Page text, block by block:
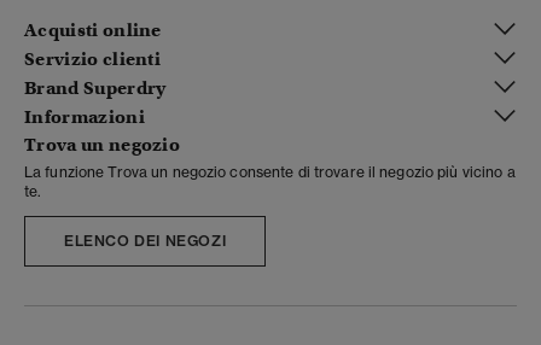
Acquisti online
Servizio clienti
Brand Superdry
Informazioni
Trova un negozio
La funzione Trova un negozio consente di trovare il negozio più vicino a
te.
ELENCO DEI NEGOZI